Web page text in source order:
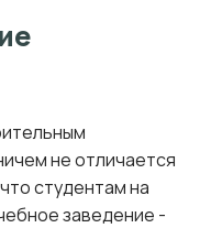
не отличается
студентам на
заведение -